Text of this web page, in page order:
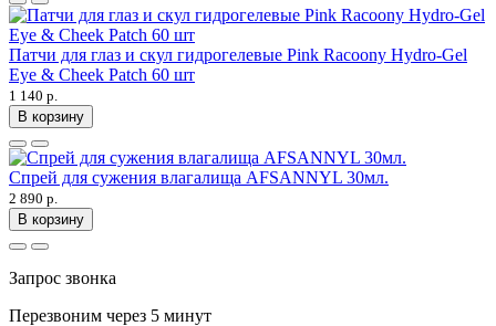
Патчи для глаз и скул гидрогелевые Pink Racoony Hydro-Gel
Eye & Cheek Patch 60 шт
1 140 р.
В корзину
Спрей для сужения влагалища AFSANNYL 30мл.
2 890 р.
В корзину
Запрос звонка
Перезвоним через 5 минут